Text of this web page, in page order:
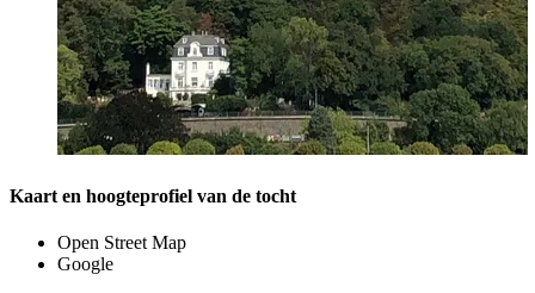
Kaart en hoogteprofiel van de tocht
Open Street Map
Google